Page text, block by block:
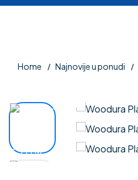
Home Najnovije u ponudi